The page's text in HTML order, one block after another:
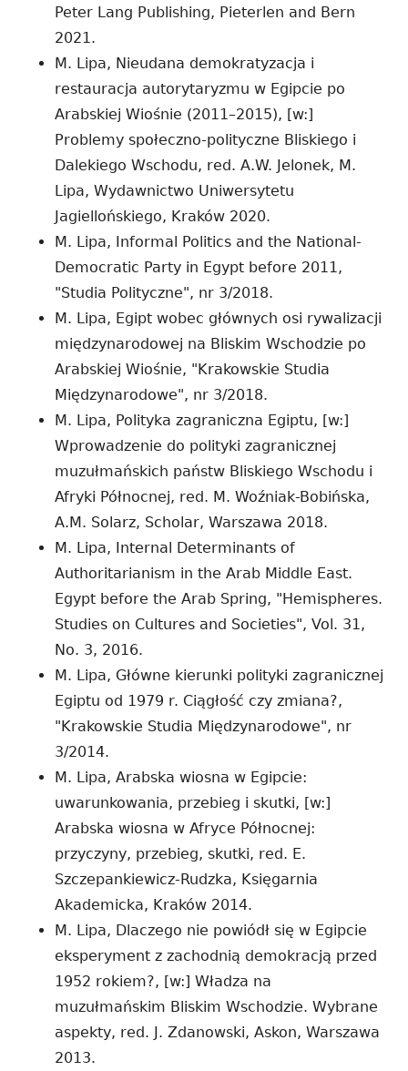
Peter Lang Publishing, Pieterlen and Bern
2021.
M. Lipa, Nieudana demokratyzacja i
restauracja autorytaryzmu w Egipcie po
Arabskiej Wiośnie (2011–2015), [w:]
Problemy społeczno-polityczne Bliskiego i
Dalekiego Wschodu, red. A.W. Jelonek, M.
Lipa, Wydawnictwo Uniwersytetu
Jagiellońskiego, Kraków 2020.
M. Lipa, Informal Politics and the National-
Democratic Party in Egypt before 2011,
"Studia Polityczne", nr 3/2018.
M. Lipa, Egipt wobec głównych osi rywalizacji
międzynarodowej na Bliskim Wschodzie po
Arabskiej Wiośnie, "Krakowskie Studia
Międzynarodowe", nr 3/2018.
M. Lipa, Polityka zagraniczna Egiptu, [w:]
Wprowadzenie do polityki zagranicznej
muzułmańskich państw Bliskiego Wschodu i
Afryki Północnej, red. M. Woźniak-Bobińska,
A.M. Solarz, Scholar, Warszawa 2018.
M. Lipa, Internal Determinants of
Authoritarianism in the Arab Middle East.
Egypt before the Arab Spring, "Hemispheres.
Studies on Cultures and Societies", Vol. 31,
No. 3, 2016.
M. Lipa, Główne kierunki polityki zagranicznej
Egiptu od 1979 r. Ciągłość czy zmiana?,
"Krakowskie Studia Międzynarodowe", nr
3/2014.
M. Lipa, Arabska wiosna w Egipcie:
uwarunkowania, przebieg i skutki, [w:]
Arabska wiosna w Afryce Północnej:
przyczyny, przebieg, skutki, red. E.
Szczepankiewicz-Rudzka, Księgarnia
Akademicka, Kraków 2014.
M. Lipa, Dlaczego nie powiódł się w Egipcie
eksperyment z zachodnią demokracją przed
1952 rokiem?, [w:] Władza na
muzułmańskim Bliskim Wschodzie. Wybrane
aspekty, red. J. Zdanowski, Askon, Warszawa
2013.